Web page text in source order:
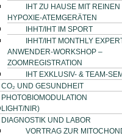
IHT ZU HAUSE MIT REINEN
HYPOXIE-ATEMGERÄTEN
IHHT/IHT IM SPORT
IHHT/IHT MONTHLY
ANWENDER-WORKSHOP –
ZOOMREGISTRATION
IHT EXKLUSIV- & TEAM-
CO₂ UND GESUNDHEIT
PHOTOBIOMODULATION
NIR)
DIAGNOSTIK UND LABOR
VORTRAG ZUR